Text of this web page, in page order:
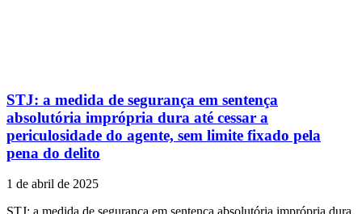
STJ: a medida de segurança em sentença
absolutória imprópria dura até cessar a
periculosidade do agente, sem limite fixado pela
pena do delito
1 de abril de 2025